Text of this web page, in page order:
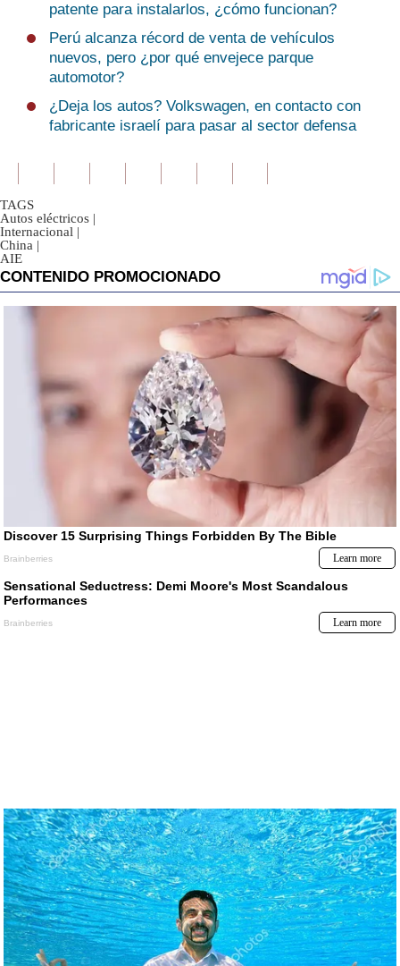
patente para instalarlos, ¿cómo funcionan?
Perú alcanza récord de venta de vehículos
nuevos, pero ¿por qué envejece parque
automotor?
¿Deja los autos? Volkswagen, en contacto con
fabricante israelí para pasar al sector defensa
TAGS
Autos eléctricos |
Internacional |
China |
AIE